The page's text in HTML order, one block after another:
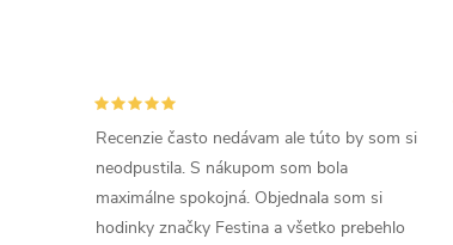
Recenzie často nedávam ale túto by som si
neodpustila. S nákupom som bola
maximálne spokojná. Objednala som si
hodinky značky Festina a všetko prebehlo